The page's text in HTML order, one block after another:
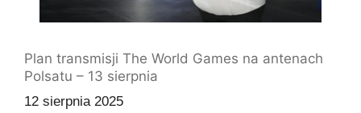
Plan transmisji The World Games na antenach
Polsatu – 13 sierpnia
12 sierpnia 2025